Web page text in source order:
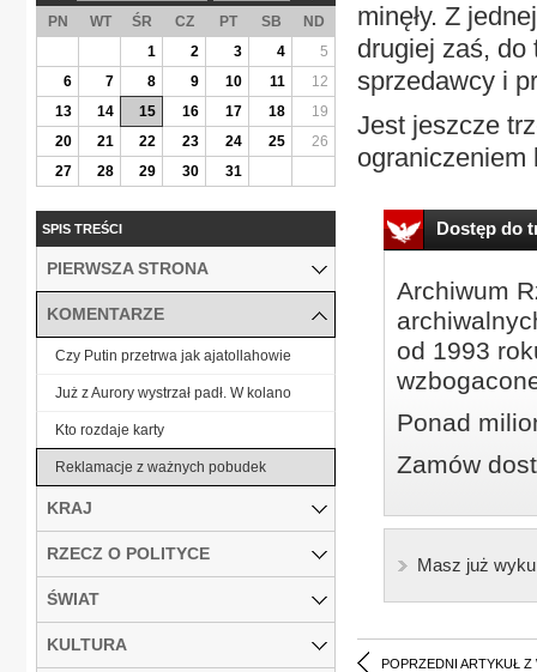
minęły. Z
drugiej zaś, do
sprzedawcy i
Jest jeszcze
ograniczeniem
Dostęp do
Archiwum
od 1993
Ponad
Zamów
Masz już
POPRZEDNI ARTYKUŁ Z
PN WT ŚR CZ PT SB
ND
1
2 3 4
5
6
7 8 9 10 11
12
13
14 15 16 17 18
19
20
21 22 23 24 25
26
27
28 29 30 31
SPIS TREŚCI
PIERWSZA STRONA
KOMENTARZE
Czy Putin przetrwa jak ajatollahowie
Już z Aurory wystrzał padł. W kolano
Kto rozdaje karty
Reklamacje z ważnych pobudek
KRAJ
RZECZ O POLITYCE
ŚWIAT
KULTURA